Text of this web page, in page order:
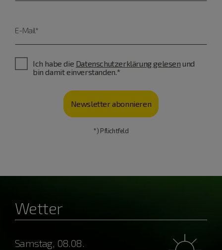
E-Mail*
Ich habe die Datenschutzerklärung gelesen und
bin damit einverstanden.*
Newsletter abonnieren
*) Pflichtfeld
Wetter
Samstag, 08.08.